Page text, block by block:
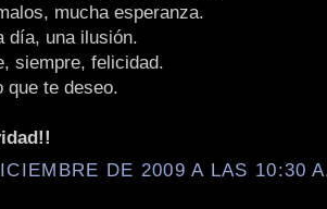
mucha esperanza.
día, una ilusión.
siempre, felicidad.
que te deseo.
DE 2009 A LAS 10:30